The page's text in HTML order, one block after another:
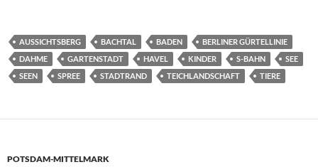
AUSSICHTSBERG BACHTAL BADEN
BERLINER GÜRTELLINIE
DAHME
GARTENSTADT HAVEL KINDER S-BAHN
SEE
SEEN
SPREE STADTRAND TEICHLANDSCHAFT TIERE
POTSDAM-MITTELMARK